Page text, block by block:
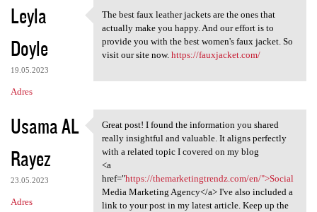
Leyla
Doyle
19.05.2023
Adres
The best faux leather jackets
The best faux leather jackets are the ones that
actually make you happy. And our effort is to
provide you with the best women's faux jacket. So
visit our site now. https://fauxjacket.com/
Usama AL
Rayez
23.05.2023
Adres
Great post! I found the
Great post! I found the information you shared
really insightful and valuable. It aligns perfectly
with a related topic I covered on my blog
<a
href="https://themarketingtrendz.com/en/">Social
Media Marketing Agency</a> I've also included a
link to your post in my latest article. Keep up the